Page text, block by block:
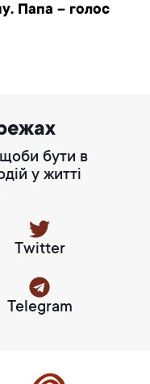
Папа – голос
бути в
у житті
Twitter
Telegram